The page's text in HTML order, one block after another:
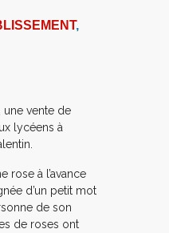
,
une vente de
lycéens à
rose à l’avance
d’un petit mot
de son
de roses ont